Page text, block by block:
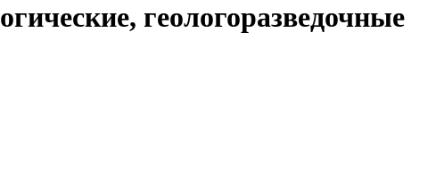
геологоразведочные